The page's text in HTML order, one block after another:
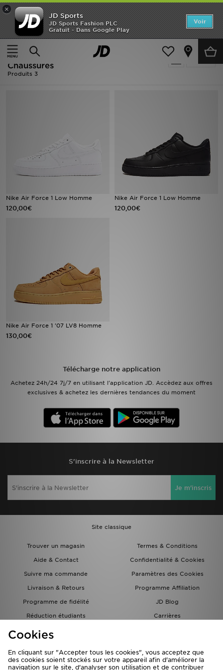
×
JD Sports
JD Sports Fashion PLC
Gratuit - Dans Google Play
Voir
Accueil
Homme
Homme - Nike Air Force 1 '07 -
Chaussures
Produits 3
Nike Air Force 1 Low Homme
120,00€
Nike Air Force 1 Low Homme
120,00€
Nike Air Force 1 '07 LV8 Homme
130,00€
Télécharge notre application
Achetez 24h/24 7j/7 en utilisant l'application JD. Accèdez aux offres
exclusives & achetez les dernières tendances du moment
S'inscrire à la Newsletter
Je m'inscris
Site classique
Trouver un magasin
Termes & Conditions
Aide & Contact
Confidentialité & Cookies
Suivre ma commande
Paramètres des Cookies
Livraison & Retours
Programme Affiliation
Programme de fidélité
JD Blog
Réduction étudiants
Carrières
Carte Cadeau
Accueil
Nouveautés
Homme
Marques
Football
Sports
Suivre Ma Commande
Service client
Télécharge l'Appli
Cookies
En cliquant sur "Accepter tous les cookies", vous acceptez que
des cookies soient stockés sur votre appareil afin d'améliorer la
navigation sur le site, d'analyser son utilisation et de contribuer